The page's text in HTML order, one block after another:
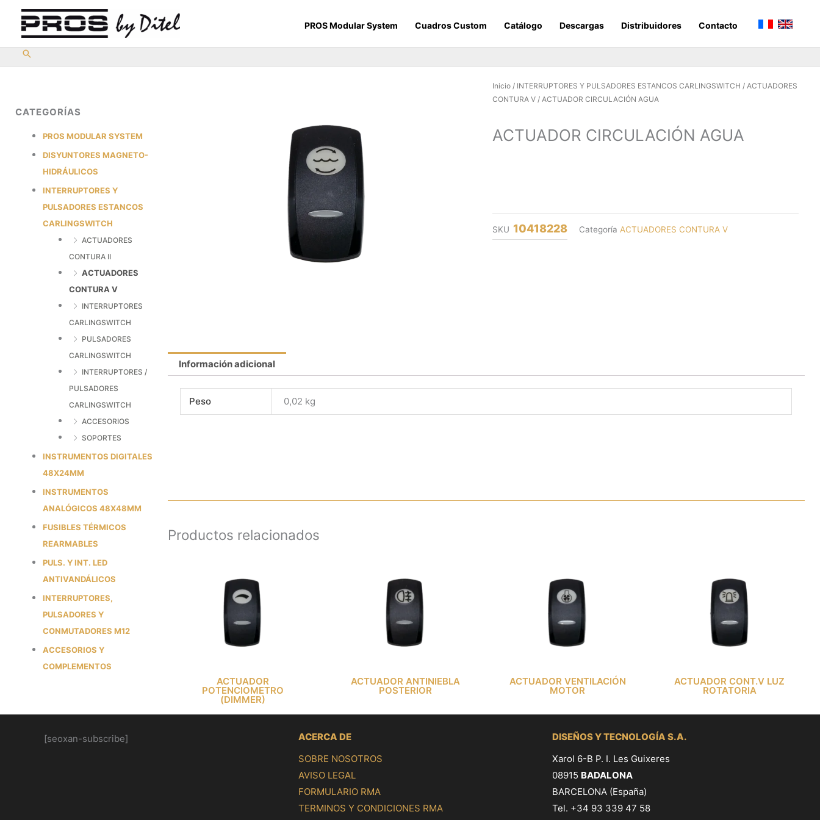
contenido
PROS Modular System Cuadros Custom Catálogo Descargas Distribuidores Contacto
CATEGORÍAS
PROS MODULAR SYSTEM
DISYUNTORES MAGNETO-
HIDRÁULICOS
INTERRUPTORES Y
PULSADORES ESTANCOS
CARLINGSWITCH
ACTUADORES
CONTURA II
ACTUADORES
CONTURA V
INTERRUPTORES
CARLINGSWITCH
PULSADORES
CARLINGSWITCH
INTERRUPTORES /
PULSADORES
CARLINGSWITCH
ACCESORIOS
SOPORTES
INSTRUMENTOS DIGITALES
48X24MM
INSTRUMENTOS
ANALÓGICOS 48X48MM
FUSIBLES TÉRMICOS
REARMABLES
PULS. Y INT. LED
ANTIVANDÁLICOS
INTERRUPTORES,
PULSADORES Y
CONMUTADORES M12
ACCESORIOS Y
COMPLEMENTOS
Inicio / INTERRUPTORES Y PULSADORES ESTANCOS CARLINGSWITCH /ACTUADORES
CONTURA V / ACTUADOR CIRCULACIÓN AGUA
ACTUADOR CIRCULACIÓN AGUA
SKU 10418228 Categoría ACTUADORES CONTURA V
Información adicional
Peso 0,02 kg
Productos relacionados
ACTUADOR
POTENCIOMETRO
(DIMMER)
ACTUADOR ANTINIEBLA
POSTERIOR
ACTUADOR VENTILACIÓN
MOTOR
ACTUADOR CONT.V LUZ
ROTATORIA
[seoxan-subscribe]
ACERCA DE
SOBRE NOSOTROS
AVISO LEGAL
FORMULARIO RMA
TERMINOS Y CONDICIONES RMA
DISEÑOS Y TECNOLOGÍA S.A.
Xarol 6-B P. I. Les Guixeres
08915 BADALONA
BARCELONA (España)
Tel. +34 93 339 47 58